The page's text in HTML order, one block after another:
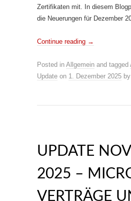
Zertifikaten mit. In diesem
die Neuerungen für Dezember
Continue reading →
Posted in Allgemein and tagged
Update on 1. Dezember 2025 by
UPDATE
2025 –
VERTRÄGE